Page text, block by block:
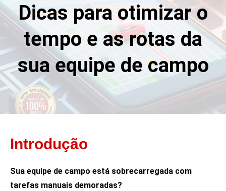
Dicas para otimizar o
tempo e as rotas da
sua equipe de campo
Introdução
Sua equipe de campo está sobrecarregada com
tarefas manuais demoradas?